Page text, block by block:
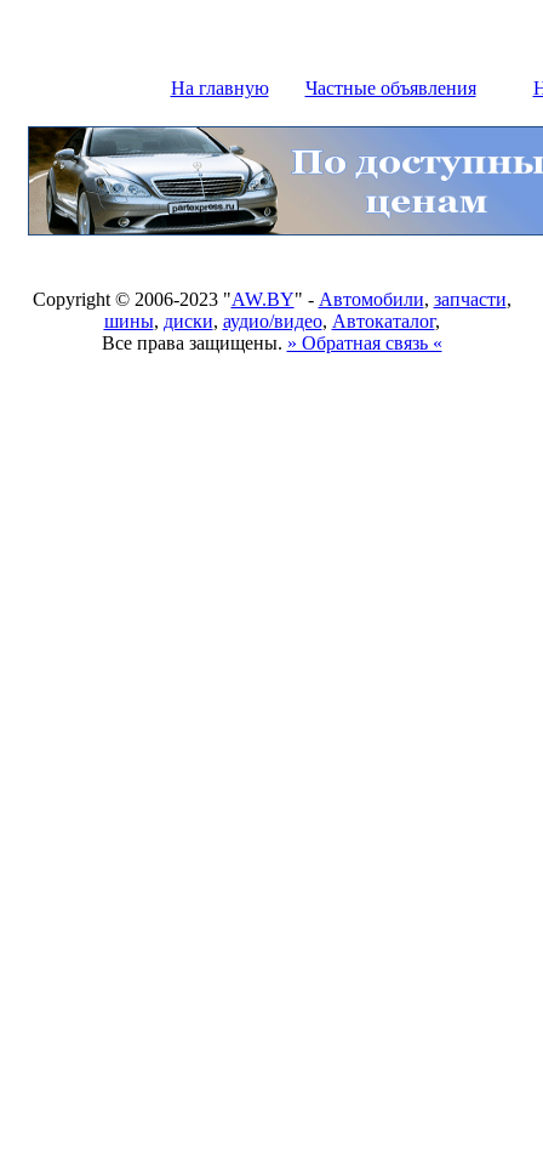
На главную Частные объявления
Copyright © 2006-2023 "AW.BY" - Автомобили, запчасти,
шины, диски, аудио/видео, Автокаталог,
Все права защищены. » Обратная связь «